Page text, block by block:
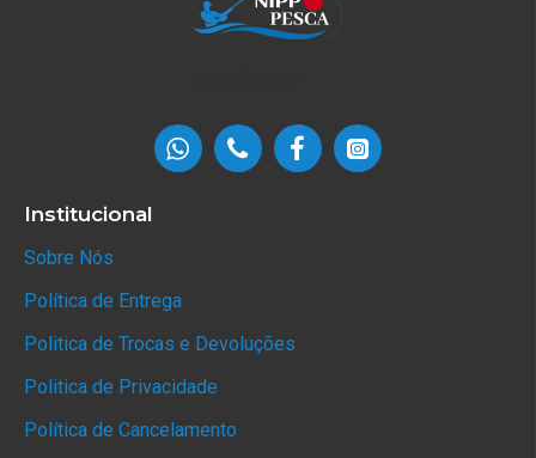
Institucional
Sobre Nós
Política de Entrega
Politica de Trocas e Devoluções
Politica de Privacidade
Política de Cancelamento